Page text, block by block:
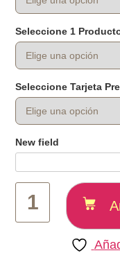
Seleccione 1
Seleccione Tarjeta
New field
Desayuno